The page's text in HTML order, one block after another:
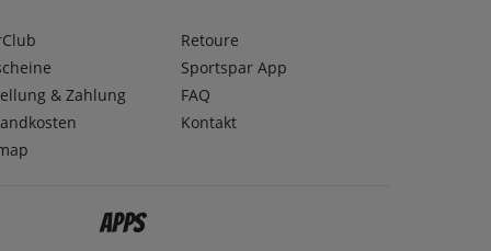
& Zahlung
Retoure
Sportspar App
FAQ
Kontakt
Apps